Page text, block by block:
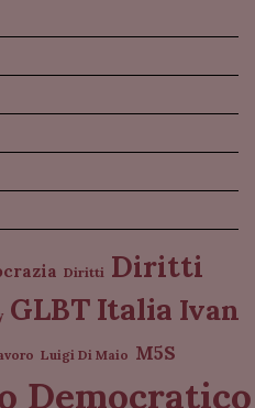
Diritti Diritti
GLBT Italia Ivan
Luigi Di Maio M5S
Democratico